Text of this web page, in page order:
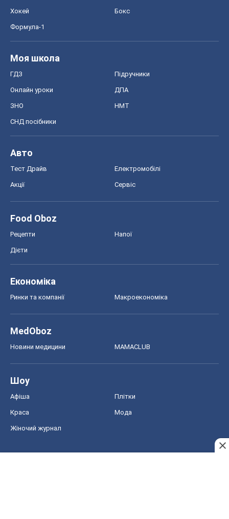
Хокей Бокс
Формула-1
Моя школа
ГДЗ Підручники
Онлайн уроки ДПА
ЗНО НМТ
СНД посібники
Авто
Тест Драйв Електромобілі
Акції Сервіс
Food Oboz
Рецепти Напої
Дієти
Економіка
Ринки та компанії Макроекономіка
MedOboz
Новини медицини MAMACLUB
Шоу
Афіша Плітки
Краса Мода
Жіночий журнал